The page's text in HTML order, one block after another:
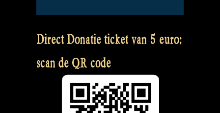
Direct Donatie ticket van 5 euro:
scan de QR code